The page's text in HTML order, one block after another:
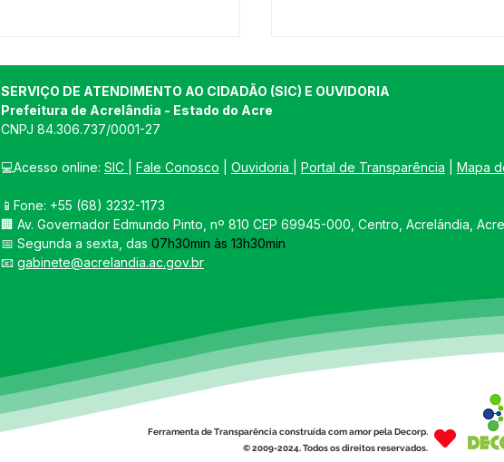
12 de junho: Feliz Dia dos
Namorados!
04 de junho: Dia de Corpus
Christi
SERVIÇO DE ATENDIMENTO AO CIDADÃO (SIC) E OUVIDORIA
Prefeitura de Acrelândia - Estado do Acre
CNPJ 84.306.737/0001-27
💻Acesso online: SIC Fale Conosco Ouvidoria Portal de Transparência Mapa
📱Fone: +55 (68) 3232-1173
🏢 Av. Governador Edmundo Pinto, nº 810 CEP 69945-000, Centro, Acrelândia, Acre
📅 Segunda a sexta, das 07h30min às 13h30min
📧 gabinete@acrelandia.ac.gov.br
Ferramenta de Transparência construída com amor pela Decorp.
© 2009-2024. Todos os direitos reservados.